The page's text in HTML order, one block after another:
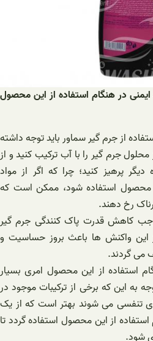
در هنگام استفاده از این محصول
از جرم گیر سماور باید توجه داشته
جرم گیر را با آب ترکیب کنید و از
پرهیز کنید؛ چرا که اگر از مواد
محصول استفاده شود، ممکن است که
رخ دهند.
کاهش قدرت پاک کنندگی جرم گیر
این واکنش ها باعث بروز حساسیت و
می گردند.
استفاده از این محصول امری بسیار
به این که برخی از ترکیبات موجود در
تنفسی می ‌شوند بهتر است که از یک
از این محصول استفاده گردد تا
شود.